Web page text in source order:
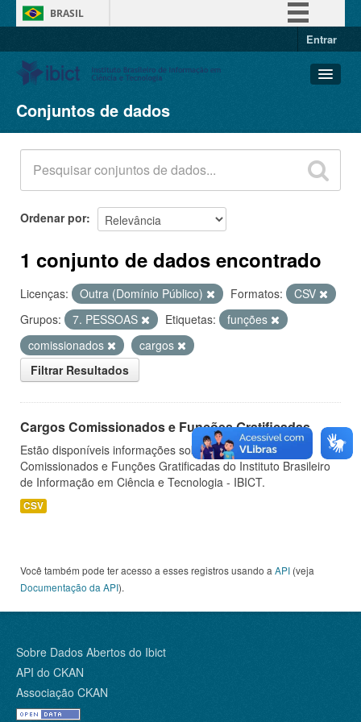
BRASIL
Entrar
Conjuntos de dados
Organizações
Grupos
Sobre
Conjuntos de dados
Ordenar por
1 conjunto de dados encontrado
Licenças: Outra (Domínio Público) Formatos:
CSV
Grupos:
7. PESSOAS Etiquetas:
funções
comissionados
cargos
Filtrar Resultados
Cargos Comissionados e Funções Gratificadas
Estão disponíveis informações sobre os Cargos
Comissionados e Funções Gratificadas do Instituto Brasileiro
de Informação em Ciência e Tecnologia - IBICT.
CSV
Você também pode ter acesso a esses registros usando a API (veja
Documentação da API).
Sobre Dados Abertos do Ibict
API do CKAN
Associação CKAN